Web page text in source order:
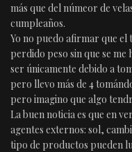
más que del númeor de
cumpleaños.
Yo no puedo afirmar que el
perdido peso sin que se
ser únicamente debido a
pero llevo más de 4
pero imagino que algo
La buen noticia es que en
agentes externos: sol,
tipo de productos pueden